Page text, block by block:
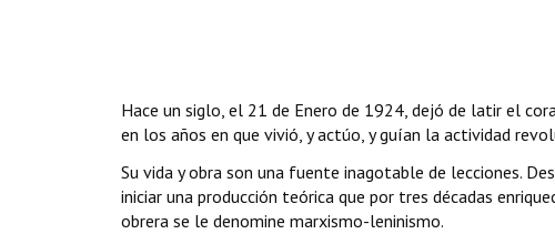
Hace un siglo, el 21 de Enero de 1924, dejó de latir el
en los años en que vivió, y actúo, y guían la actividad
Su vida y obra son una fuente inagotable de lecciones.
iniciar una producción teórica que por tres décadas
obrera se le denomine marxismo-leninismo.